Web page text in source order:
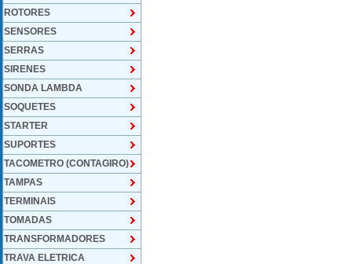
ROTORES
SENSORES
SERRAS
SIRENES
SONDA LAMBDA
SOQUETES
STARTER
SUPORTES
TACOMETRO (CONTAGIRO)
TAMPAS
TERMINAIS
TOMADAS
TRANSFORMADORES
TRAVA ELETRICA